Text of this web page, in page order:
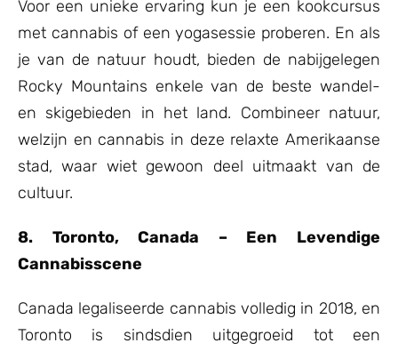
Voor een unieke ervaring kun je een kookcursus
met cannabis of een yogasessie proberen. En als
je van de natuur houdt, bieden de nabijgelegen
Rocky Mountains enkele van de beste wandel-
en skigebieden in het land. Combineer natuur,
welzijn en cannabis in deze relaxte Amerikaanse
stad, waar wiet gewoon deel uitmaakt van de
cultuur.
8. Toronto, Canada – Een Levendige
Cannabisscene
Canada legaliseerde cannabis volledig in 2018, en
Toronto is sindsdien uitgegroeid tot een